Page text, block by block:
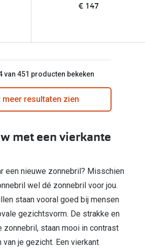
€ 147
van 451 producten bekeken
meer resultaten zien
met een vierkante
een nieuwe zonnebril? Misschien
wel dé zonnebril voor jou.
staan vooral goed bij mensen
gezichtsvorm. De strakke en
zonnebril, staan mooi in contrast
je gezicht. Een vierkant